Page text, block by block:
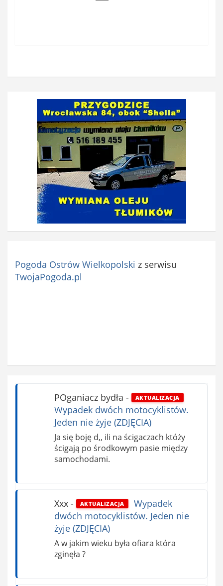
Pogoda Ostrów Wielkopolski z serwisu
TwojaPogoda.pl
POganiacz bydła - AKTUALIZACJA
Wypadek dwóch motocyklistów.
Jeden nie żyje (ZDJĘCIA)
Ja się boję d,, ili na ścigaczach któży
ścigają po środkowym pasie między
samochodami.
Xxx- AKTUALIZACJA
Wypadek
dwóch motocyklistów. Jeden nie
żyje (ZDJĘCIA)
A w jakim wieku była ofiara która
zginęła ?